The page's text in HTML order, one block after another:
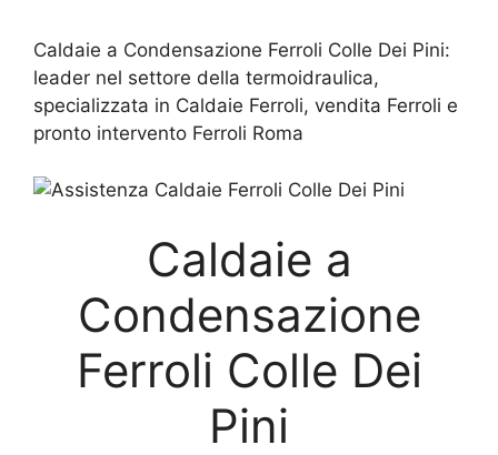
Caldaie a Condensazione Ferroli Colle Dei Pini:
leader nel settore della termoidraulica,
specializzata in Caldaie Ferroli, vendita Ferroli e
pronto intervento Ferroli Roma
Caldaie a
Condensazione
Ferroli Colle Dei
Pini